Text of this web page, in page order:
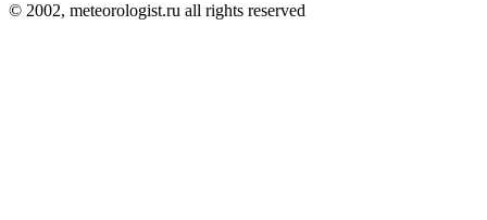
© 2002, meteorologist.ru all rights reserved